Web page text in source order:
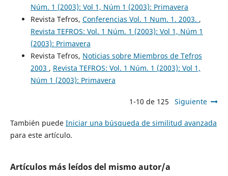
Núm. 1 (2003): Vol 1, Núm 1 (2003): Primavera
Revista Tefros, Conferencias Vol. 1 Num. 1. 2003. ,
Revista TEFROS: Vol. 1 Núm. 1 (2003): Vol 1, Núm 1
(2003): Primavera
Revista Tefros, Noticias sobre Miembros de Tefros
2003 , Revista TEFROS: Vol. 1 Núm. 1 (2003): Vol 1,
Núm 1 (2003): Primavera
1-10 de 125 Siguiente
También puede Iniciar una búsqueda de similitud avanzada
para este artículo.
Artículos más leídos del mismo autor/a